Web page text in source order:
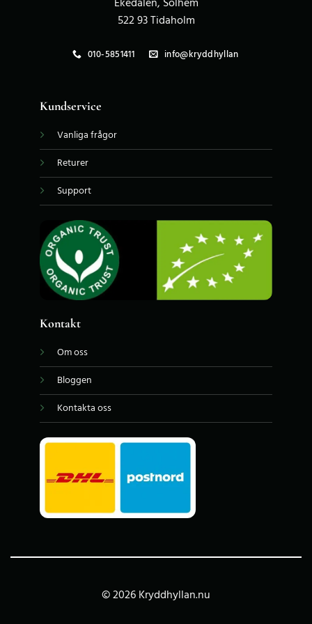
522 93 Tidaholm
010-5851411 info@kryddhyllan
Kundservice
Vanliga frågor
Returer
Support
Kontakt
Om oss
Bloggen
Kontakta oss
© 2026 Kryddhyllan.nu